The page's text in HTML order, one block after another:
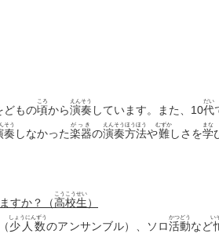
どもの頃
ころ
から演奏
えんそう
しています。また、10代
だい
奏
そう
しなかった楽器
がっき
の演奏方法
えんそうほうほう
や難
むずか
しさを学
まな
すか？（高校生
こうこうせい
）
（少人数
しょうにんずう
のアンサンブル）、ソロ活動
かつどう
など
い